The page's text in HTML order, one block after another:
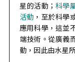
星的活動； 科學
活動 ，至於科學
應用科學，這並
端技術。從廣義
動，因此由水星